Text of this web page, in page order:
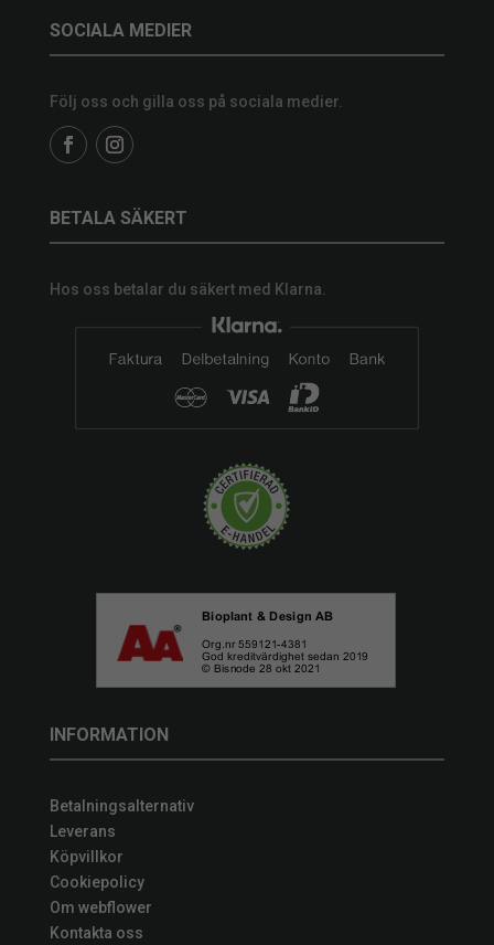
SOCIALA MEDIER
Följ oss och gilla oss på sociala medier.
BETALA SÄKERT
Hos oss betalar du säkert med Klarna.
INFORMATION
Betalningsalternativ
Leverans
Köpvillkor
Cookiepolicy
Om webflower
Kontakta oss